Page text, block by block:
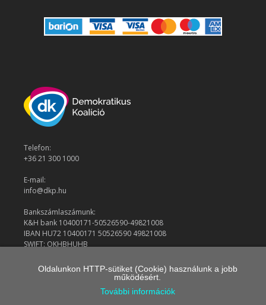
Telefon:
+36 21 300 1000
E-mail:
info@dkp.hu
Bankszámlaszámunk:
K&H bank 10400171-50526590-49821008
IBAN HU72 10400171 50526590 49821008
SWIFT: OKHBHUHB
© 2026 Demokratikus Koalíció
Oldalunkon HTTP-sütiket (Cookie) használunk a jobb
működésért.
További információk